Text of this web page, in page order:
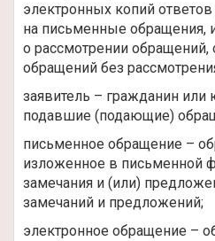
электронных копий
на письменные обращения,
о рассмотрении обращений,
обращений без
заявитель – гражданин или
подавшие (подающие)
письменное обращение –
изложенное в письменной
замечания и (или)
замечаний и предложений;
электронное обращение –